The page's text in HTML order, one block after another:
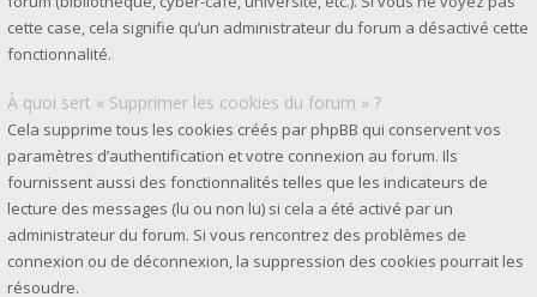
cette case, cela signifie qu’un administrateur du forum a désactivé cette
fonctionnalité.
À quoi sert « Supprimer les cookies du forum » ?
Cela supprime tous les cookies créés par phpBB qui conservent vos
paramètres d’authentification et votre connexion au forum. Ils
fournissent aussi des fonctionnalités telles que les indicateurs de
lecture des messages (lu ou non lu) si cela a été activé par un
administrateur du forum. Si vous rencontrez des problèmes de
connexion ou de déconnexion, la suppression des cookies pourrait les
résoudre.